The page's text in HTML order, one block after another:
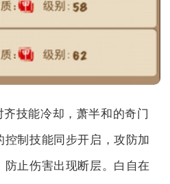
技能冷却，萧半和的奇门
制技能同步开启，攻防加
防止伤害出现断层。白自在